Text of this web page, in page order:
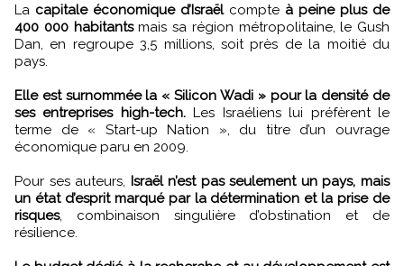
La capitale économique d’Israëlcompte à peine plus de
400 000 habitantsmais sa région métropolitaine, le Gush
Dan, en regroupe 3,5 millions, soit près de la moitié du
pays.
Elle est surnommée la « Silicon Wadi » pour la densité de
ses entreprises high-tech.Les Israéliens lui préfèrent le
terme de « Start-up Nation », du titre d’un ouvrage
économique paru en 2009.
Pour ses auteurs, Israël n’est pas seulement un pays, mais
un état d’esprit marqué par la détermination et la prise de
risques, combinaison singulière d’obstination et de
résilience.